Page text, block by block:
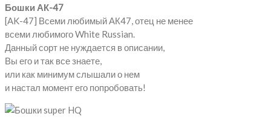
Бошки АК-47
[AK-47] Всеми любимый АК47, отец не менее
всеми любимого White Russian.
Данный сорт не нуждается в описании,
Вы его и так все знаете,
или как минимум слышали о нем
и настал момент его попробовать!